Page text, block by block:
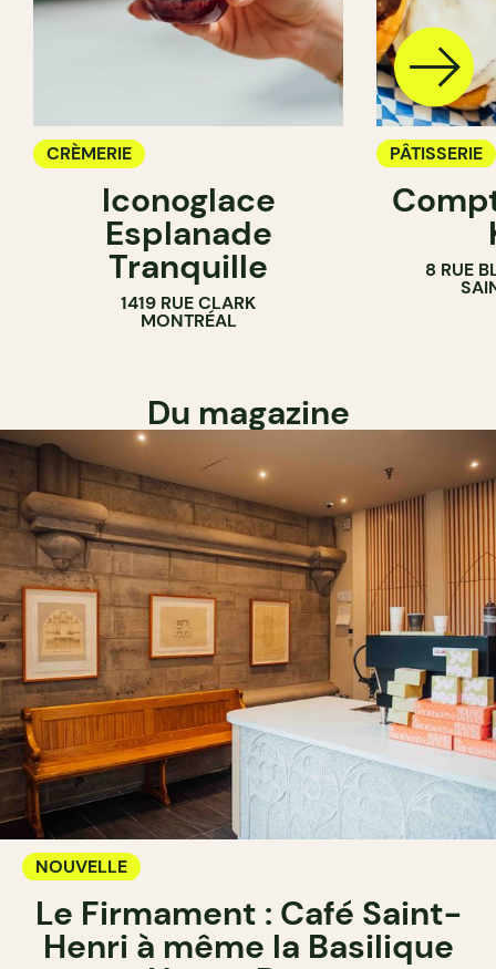
CRÈMERIE
Iconoglace
Esplanade
Tranquille
1419 RUE CLARK
MONTRÉAL
PÂTISSERIE
CRÈMERIE
8 RUE
Du magazine
NOUVELLE
Le Firmament : Café Saint-
Henri à même la Basilique